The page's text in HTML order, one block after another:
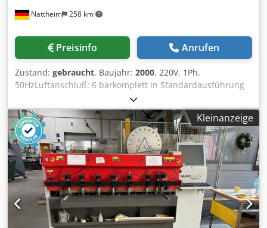
Nattheim 258 km
Preisinfo Anrufen
Zustand: gebraucht, Baujahr: 2000, 220V, 1Ph,
50HzLuftanschluß: 6 barkomplett in Standardausführung
mit:- Dübelzuführung über elektronischen
Schwingförderer - Automatische Dübellängen- und
Dübeldurchmesserkontrolle- Vollautomatische
Elektroniksteuerung mit ProgrammwahlschalterSPUELEN-
LEIMEN-LEIMEN/EINTREIBEN- 8-stufiger
Leimmengenwahlschalter mittels Zeitvorwahl
durchElektroniksteuerung - Geschlossenes Leimsystem mit
6 bar Leimdruck über Leimdüsefür Leime mit einer
Viskosität von 150 bis 350 mPas- Wahlschalter
LEIM/WASSER zum Spülen des Leimsystems- Kontrollampe
für Leimrestmengenanzeige im Leimbehälter- 1
Kleinanzeige